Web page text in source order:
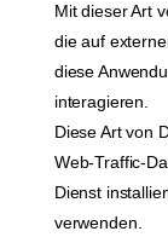
Mit dieser Art
die auf
diese
interagieren.
Diese Art von
Web-Traffic-
Dienst
verwenden.